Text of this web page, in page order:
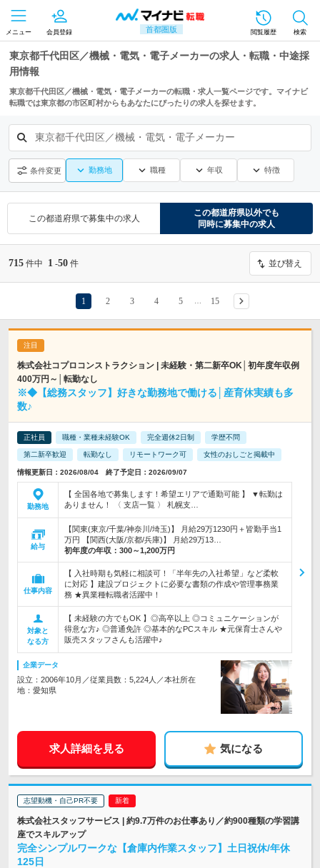
首都圏版
メニュー 会員登録 閲覧履歴 検索
東京都千代田区／機械・電気・電子メーカーの求人・転職・中途採
用情報
東京都千代田区／機械・電気・電子メーカーの転職・求人一覧ページです。マイナビ
転職では東京都の市区町村からもあなたにぴったりの求人を探せます。
東京都千代田区／機械・電気・電子メーカー
条件変更 勤務地 職種 年収 特徴
この都道府県で募集中の求人
この都道府県以外でも
同時に募集中の求人
715 件中 1 -50 件 並び替え
1 2 3 4 5 15
株式会社コプロコンストラクション | 未経験・第二新卒OK│初年度年収例
400万円～│転勤なし
※◆【総務スタッフ】好きな勤務地で働ける│産育休実績も多
数♪
正社員 職種・業種未経験OK 完全週休2日制 学歴不問
第二新卒歓迎 転勤なし リモートワーク可 女性のおしごと掲載中
情報更新日：2026/08/04 終了予定日：2026/09/07
勤務地
【 全国各地で募集します！希望エリアで通勤可能 】 ▼転勤は
ありません！ 〈 支店一覧 〉 札幌支…
給与
【関東(東京/千葉/神奈川/埼玉)】 月給29万1230円＋皆勤手当1
万円 【関西(大阪/京都/兵庫)】 月給29万13…
初年度の年収： 300～1,200万円
仕事内容
【 入社時期も気軽に相談可！「半年先の入社希望」など柔軟
に対応 】建設プロジェクトに必要な書類の作成や管理事務業
務 ★異業種転職者活躍中！
対象と
なる方
【 未経験の方でもOK 】◎高卒以上 ◎コミュニケーションが
得意な方♪ ◎普通免許 ◎基本的なPCスキル ★元保育士さんや
販売スタッフさんも活躍中♪
企業データ
設立：2006年10月／従業員数：5,224人／本社所在
地：愛知県
求人詳細を見る 気になる
志望動機・自己PR不要
株式会社スタッフサービス | 約9.7万件のお仕事あり／約900種類の学習講
座でスキルアップ
完全シンプルワークな【倉庫内作業スタッフ】土日祝休/年休
125日